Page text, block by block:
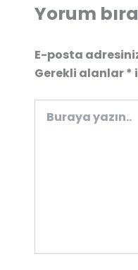
Yorum
E-posta
Gerekli alanlar*
yazın..